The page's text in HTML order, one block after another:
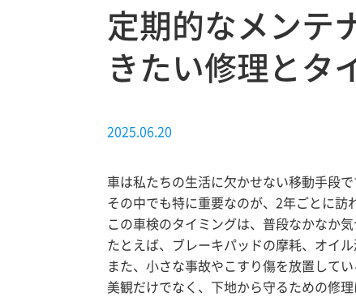
定期的なメンテ
きたい修理とタ
2025.06.20
車は私たちの生活に欠かせない移動手段
その中でも特に重要なのが、2年ごとに訪
この車検のタイミングは、普段なかなか
たとえば、ブレーキパッドの摩耗、オイ
また、小さな事故やこすり傷を放置して
美観だけでなく、下地から守るための修